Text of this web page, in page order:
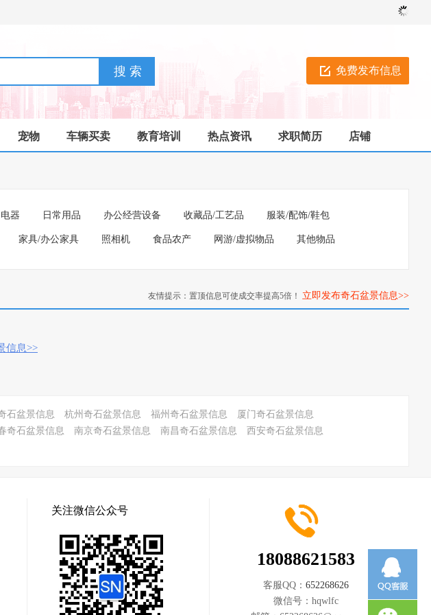
免费发布信息
宠物 车辆买卖 教育培训 热点资讯 求职简历 店铺
器 日常用品 办公经营设备 收藏品/工艺品 服装/配饰/鞋包
家具/办公家具 照相机 食品农产 网游/虚拟物品 其他物品
友情提示：置顶信息可使成交率提高5倍！ 立即发布奇石盆景信息>>
信息>>
石盆景信息 杭州奇石盆景信息 福州奇石盆景信息
厦门奇石盆景信息
奇石盆景信息 南京奇石盆景信息 南昌奇石盆景信息
西安奇石盆景信息
关注微信公众号
18088621583
客服QQ： 652268626
微信号： hqwlfc